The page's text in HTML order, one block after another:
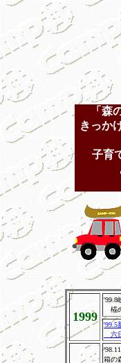
1999
'99.8
椛
'99.5
六
箱の
「森
きっか
子育